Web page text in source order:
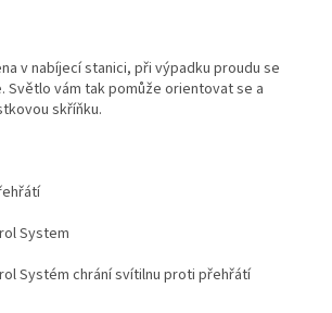
v nabíjecí stanici, při výpadku proudu se
Světlo vám tak pomůže orientovat se a
skříňku.
System
Systém chrání svítilnu proti přehřátí